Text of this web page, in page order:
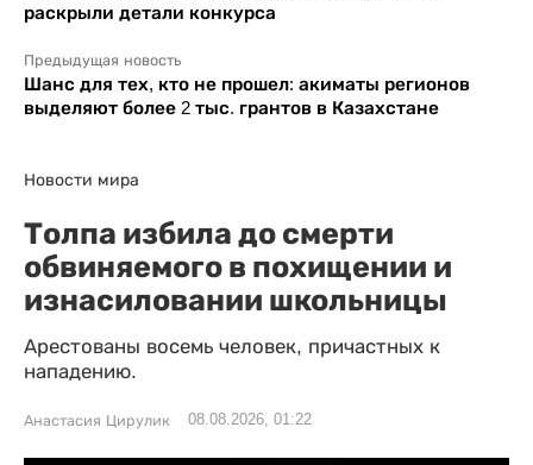
раскрыли детали конкурса
Предыдущая новость
Шанс для тех, кто не прошел: акиматы регионов
выделяют более 2 тыс. грантов в Казахстане
Новости мира
Толпа избила до смерти
обвиняемого в похищении и
изнасиловании школьницы
Арестованы восемь человек, причастных к
нападению.
Анастасия Цирулик 08.08.2026, 01:22